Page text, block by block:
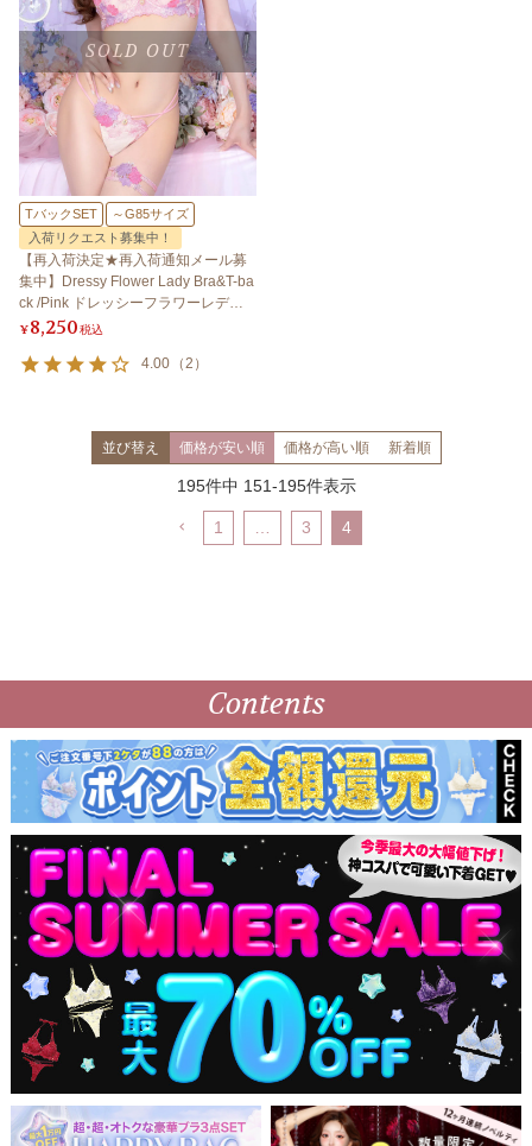
SOLD OUT
TバックSET
～G85サイズ
入荷リクエスト募集中！
【再入荷決定★再入荷通知メール募
集中】Dressy Flower Lady Bra&T-ba
ck /Pink ドレッシーフラワーレディ
ブラ＆Tバック /ピンク
¥8,250税込
4.00 （2 ）
並び替え 価格が安い順 価格が高い順 新着順
195件中 151-195件表示
1 3 4
Contents